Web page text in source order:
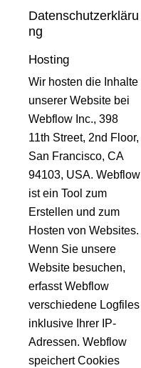
Datenschutzerkläru
ng
Hosting
Wir hosten die Inhalte
unserer Website bei
Webflow Inc., 398
11th Street, 2nd Floor,
San Francisco, CA
94103, USA. Webflow
ist ein Tool zum
Erstellen und zum
Hosten von Websites.
Wenn Sie unsere
Website besuchen,
erfasst Webflow
verschiedene Logfiles
inklusive Ihrer IP-
Adressen. Webflow
speichert Cookies